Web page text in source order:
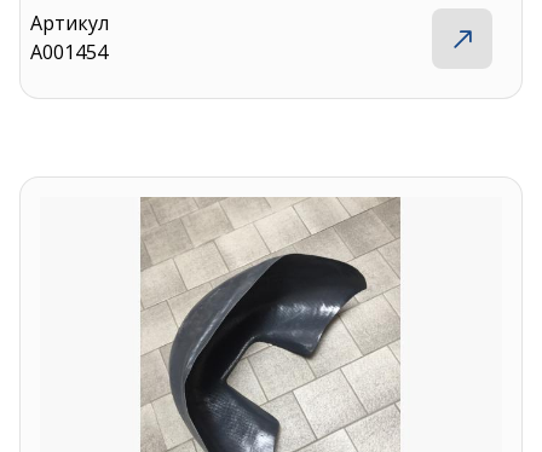
Артикул
A001454
Контакты
Viber
shupik21@bk.ru